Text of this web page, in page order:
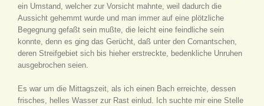
ein Umstand, welcher zur Vorsicht mahnte, weil dadurch die
Aussicht gehemmt wurde und man immer auf eine plötzliche
Begegnung gefaßt sein mußte, die leicht eine feindliche sein
konnte, denn es ging das Gerücht, daß unter den Comantschen,
deren Streifgebiet sich bis hieher erstreckte, bedenkliche Unruhen
ausgebrochen seien.
Es war um die Mittagszeit, als ich einen Bach erreichte, dessen
frisches, helles Wasser zur Rast einlud. Ich suchte mir eine Stelle